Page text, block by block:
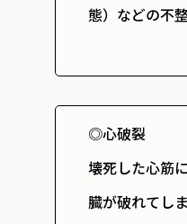
態）などの不
◎心破裂
壊死した心筋
臓が破れてし